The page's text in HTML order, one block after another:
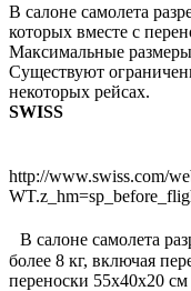
В салоне самолета
которых вместе с
Максимальные
Существуют
некоторых рейсах.
SWISS
http://www.swiss.com/
В салоне самолета
более 8 кг, включая
переноски 55х40х20 см